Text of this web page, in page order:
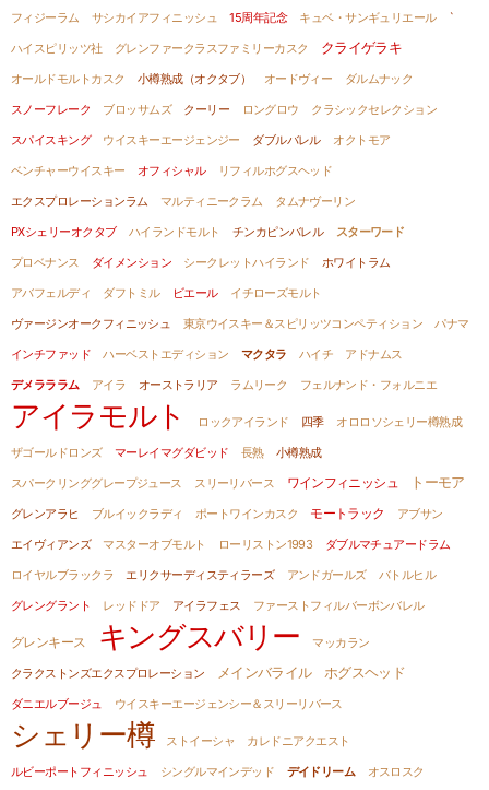
フィジーラム
サシカイアフィニッシュ 15周年記念 キュベ・サンギュリエール
`
ハイスピリッツ社
グレンファークラスファミリーカスク クライゲラキ
オールドモルトカスク 小樽熟成（オクタブ） オードヴィー
ダルムナック
スノーフレーク
ブロッサムズ クーリー ロングロウ
クラシックセレクション
スパイスキング
ウイスキーエージェンジー ダブルバレル
オクトモア
ベンチャーウイスキー
オフィシャル
リフィルホグスヘッド
エクスプロレーションラム
マルティニークラム
タムナヴーリン
PXシェリーオクタブ
ハイランドモルト チンカピンバレル
スターワード
プロベナンス
ダイメンション シークレットハイランド
ホワイトラム
アバフェルディ
ダフトミル ビエール
イチローズモルト
ヴァージンオークフィニッシュ
東京ウイスキー＆スピリッツコンペティション
パナマ
インチファッド
ハーベストエディション マクタラ ハイチ
アドナムス
デメラララム
アイラ オーストラリア ラムリーク フェルナンド・フォルニエ
アイラモルト ロックアイランド 四季
オロロソシェリー樽熟成
ザゴールドロンズ
マーレイマグダビッド 長熟
小樽熟成
スパークリンググレープジュース
スリーリバース ワインフィニッシュ トーモア
グレンアラヒ ブルイックラディ ポートワインカスク モートラック
アブサン
エイヴィアンズ
マスターオブモルト ローリストン1993
ダブルマチュアードラム
ロイヤルブラックラ
エリクサーディスティラーズ アンドガールズ
バトルヒル
グレングラント
レッドドア アイラフェス ファーストフィルバーボンバレル
グレンキース キングスバリー
マッカラン
クラクストンズエクスプロレーション
メインバライル ホグスヘッド
ダニエルブージュ ウイスキーエージェンシー＆スリーリバース
シェリー樽 ストイーシャ
カレドニアクエスト
ルビーポートフィニッシュ
シングルマインデッド デイドリーム オスロスク